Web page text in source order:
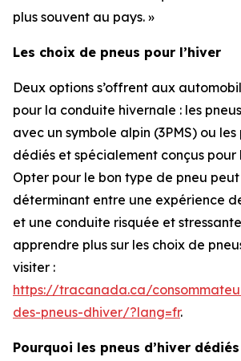
plus souvent au pays. »
Les choix de pneus pour l’hiver
Deux options s’offrent aux
pour la conduite hivernale : les
avec un symbole alpin (3PMS) ou les
dédiés et spécialement conçus pour
Opter pour le bon type de pneu
déterminant entre une expérience
et une conduite risquée et
apprendre plus sur les choix de
visiter :
https://tracanada.ca/
des-pneus-dhiver/?lang=fr.
Pourquoi les pneus d’hiver